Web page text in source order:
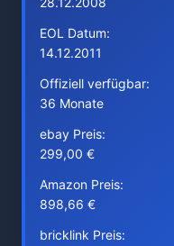
EOL Datum:
14.12.2011
Offiziell verfügbar:
36 Monate
ebay Preis:
299,00 €
Amazon Preis:
898,66 €
bricklink Preis: